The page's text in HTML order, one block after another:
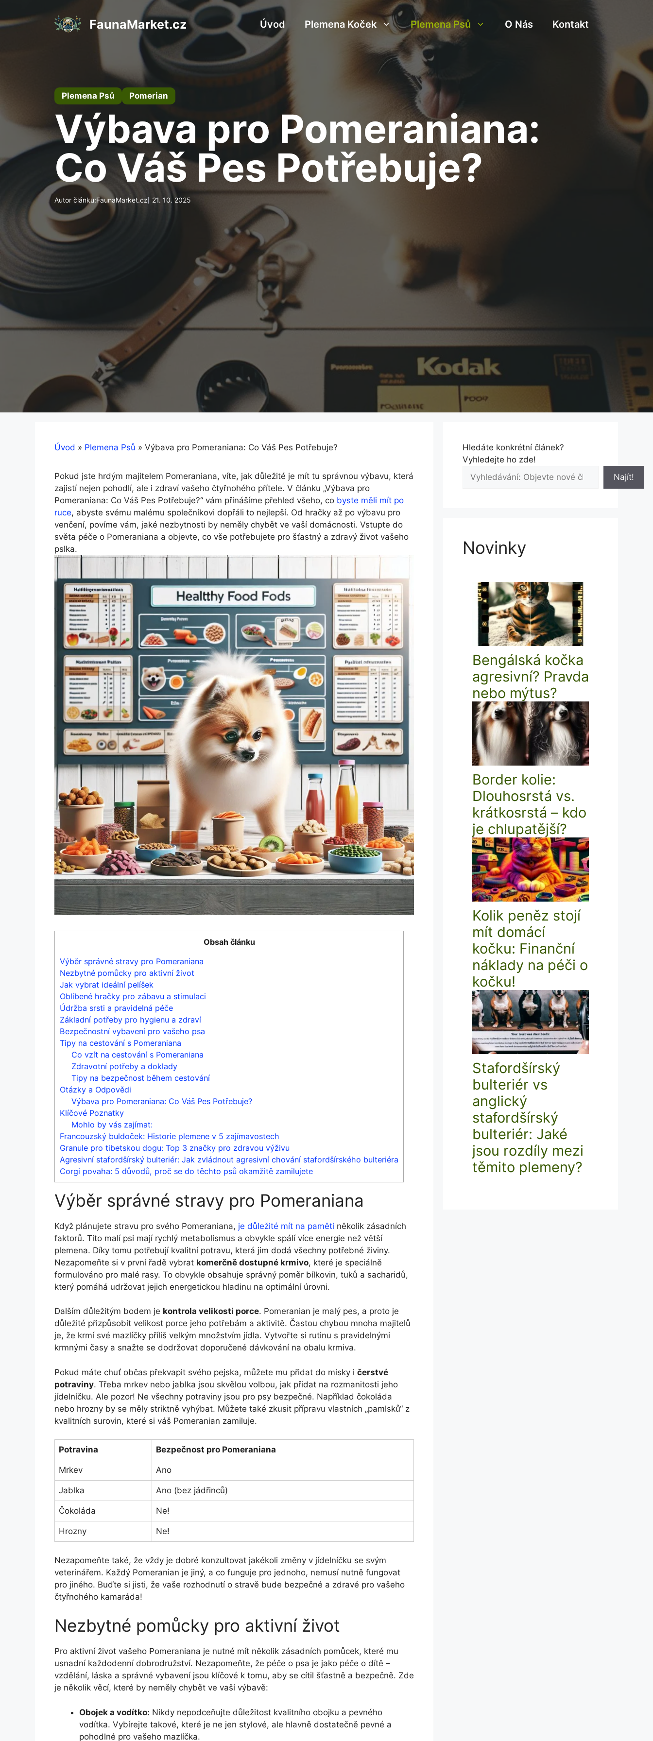
na
obsah
FaunaMarket.cz Úvod Plemena Koček Plemena Psů O Nás Kontakt
Plemena Psů Pomerian
Výbava pro Pomeraniana:
Co Váš Pes Potřebuje?
Autor článku:FaunaMarket.cz 21. 10. 2025
Úvod » Plemena Psů » Výbava pro Pomeraniana: Co Váš Pes Potřebuje?
Pokud jste hrdým majitelem Pomeraniana, víte, jak důležité je mít tu správnou výbavu, která
zajistí nejen pohodlí, ale i zdraví vašeho čtyřnohého přítele. V článku „Výbava pro
Pomeraniana: Co Váš Pes Potřebuje?“ vám přinášíme přehled všeho, co byste měli mít po
ruce, abyste svému malému společníkovi dopřáli to nejlepší. Od hračky až po výbavu pro
venčení, povíme vám, jaké nezbytnosti by neměly chybět ve vaší domácnosti. Vstupte do
světa péče o Pomeraniana a objevte, co vše potřebujete pro šťastný a zdravý život vašeho
pslka.
Obsah článku
Výběr správné stravy pro Pomeraniana
Nezbytné pomůcky pro aktivní život
Jak vybrat ideální pelíšek
Oblíbené hračky pro zábavu a stimulaci
Údržba srsti a pravidelná péče
Základní potřeby pro hygienu a zdraví
Bezpečnostní vybavení pro vašeho psa
Tipy na cestování s Pomeraniana
Co vzít na cestování s Pomeraniana
Zdravotní potřeby a doklady
Tipy na bezpečnost během cestování
Otázky a Odpovědi
Výbava pro Pomeraniana: Co Váš Pes Potřebuje?
Klíčové Poznatky
Mohlo by vás zajímat:
Francouzský buldoček: Historie plemene v 5 zajímavostech
Granule pro tibetskou dogu: Top 3 značky pro zdravou výživu
Agresivní stafordšírský bulteriér: Jak zvládnout agresivní chování stafordšírského bulteriéra
Corgi povaha: 5 důvodů, proč se do těchto psů okamžitě zamilujete
Výběr správné stravy pro Pomeraniana
Když plánujete stravu pro svého Pomeraniana, je důležité mít na paměti několik zásadních
faktorů. Tito malí psi mají rychlý metabolismus a obvykle spálí více energie než větší
plemena. Díky tomu potřebují kvalitní potravu, která jim dodá všechny potřebné živiny.
Nezapomeňte si v první řadě vybrat komerčně dostupné krmivo, které je speciálně
formulováno pro malé rasy. To obvykle obsahuje správný poměr bílkovin, tuků a sacharidů,
který pomáhá udržovat jejich energetickou hladinu na optimální úrovni.
Dalším důležitým bodem je kontrola velikosti porce. Pomeranian je malý pes, a proto je
důležité přizpůsobit velikost porce jeho potřebám a aktivitě. Častou chybou mnoha majitelů
je, že krmí své mazlíčky příliš velkým množstvím jídla. Vytvořte si rutinu s pravidelnými
krmnými časy a snažte se dodržovat doporučené dávkování na obalu krmiva.
Pokud máte chuť občas překvapit svého pejska, můžete mu přidat do misky i čerstvé
potraviny. Třeba mrkev nebo jablka jsou skvělou volbou, jak přidat na rozmanitosti jeho
jídelníčku. Ale pozor! Ne všechny potraviny jsou pro psy bezpečné. Například čokoláda
nebo hrozny by se měly striktně vyhýbat. Můžete také zkusit přípravu vlastních „pamlsků“ z
kvalitních surovin, které si váš Pomeranian zamiluje.
Potravina Bezpečnost pro Pomeraniana
Mrkev Ano
Jablka Ano (bez jádřinců)
Čokoláda Ne!
Hrozny Ne!
Nezapomeňte také, že vždy je dobré konzultovat jakékoli změny v jídelníčku se svým
veterinářem. Každý Pomeranian je jiný, a co funguje pro jednoho, nemusí nutně fungovat
pro jiného. Buďte si jisti, že vaše rozhodnutí o stravě bude bezpečné a zdravé pro vašeho
čtyřnohého kamaráda!
Nezbytné pomůcky pro aktivní život
Pro aktivní život vašeho Pomeraniana je nutné mít několik zásadních pomůcek, které mu
usnadní každodenní dobrodružství. Nezapomeňte, že péče o psa je jako péče o dítě –
vzdělání, láska a správné vybavení jsou klíčové k tomu, aby se cítil šťastně a bezpečně. Zde
je několik věcí, které by neměly chybět ve vaší výbavě:
Obojek a vodítko: Nikdy nepodceňujte důležitost kvalitního obojku a pevného
vodítka. Vybírejte takové, které je ne jen stylové, ale hlavně dostatečně pevné a
pohodlné pro vašeho mazlíčka.
Hledáte konkrétní článek?
Vyhledejte ho zde!
Najít!
Novinky
Bengálská kočka
agresivní? Pravda
nebo mýtus?
Border kolie:
Dlouhosrstá vs.
krátkosrstá – kdo
je chlupatější?
Kolik peněz stojí
mít domácí
kočku: Finanční
náklady na péči o
kočku!
Stafordšírský
bulteriér vs
anglický
stafordšírský
bulteriér: Jaké
jsou rozdíly mezi
těmito plemeny?